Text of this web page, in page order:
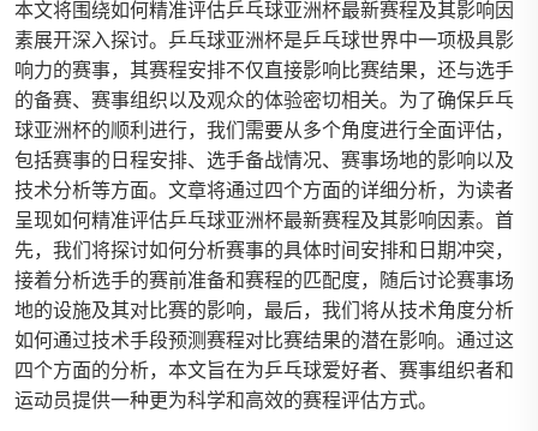
本文将围绕如何精准评估乒乓球亚洲杯最新赛程及其影响因
素展开深入探讨。乒乓球亚洲杯是乒乓球世界中一项极具影
响力的赛事，其赛程安排不仅直接影响比赛结果，还与选手
的备赛、赛事组织以及观众的体验密切相关。为了确保乒乓
球亚洲杯的顺利进行，我们需要从多个角度进行全面评估，
包括赛事的日程安排、选手备战情况、赛事场地的影响以及
技术分析等方面。文章将通过四个方面的详细分析，为读者
呈现如何精准评估乒乓球亚洲杯最新赛程及其影响因素。首
先，我们将探讨如何分析赛事的具体时间安排和日期冲突，
接着分析选手的赛前准备和赛程的匹配度，随后讨论赛事场
地的设施及其对比赛的影响，最后，我们将从技术角度分析
如何通过技术手段预测赛程对比赛结果的潜在影响。通过这
四个方面的分析，本文旨在为乒乓球爱好者、赛事组织者和
运动员提供一种更为科学和高效的赛程评估方式。